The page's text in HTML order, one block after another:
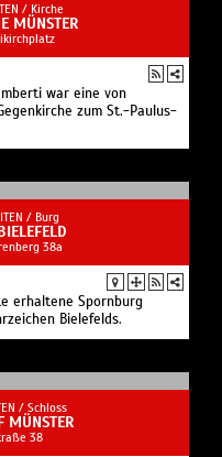
/ Kirche
MÜNSTER
war eine von
zum St.-Paulus-
/ Burg
38a
erhaltene Spornburg
Bielefelds.
/ Schloss
MÜNSTER
38